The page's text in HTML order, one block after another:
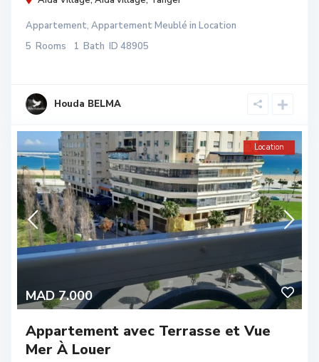
Appartement, Appartement Meublé in Location
5 Rooms 1 Bath ID 48905
Houda BELMA
MAD 7.000
Location
Appartement avec Terrasse et Vue
Mer À Louer